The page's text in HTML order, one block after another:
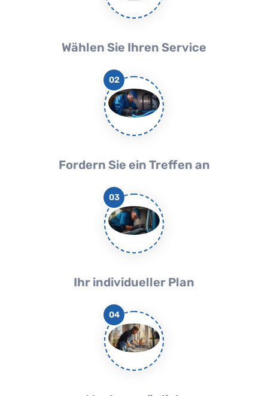
Wählen Sie Ihren Service
02
Fordern Sie ein Treffen an
03
Ihr individueller Plan
04